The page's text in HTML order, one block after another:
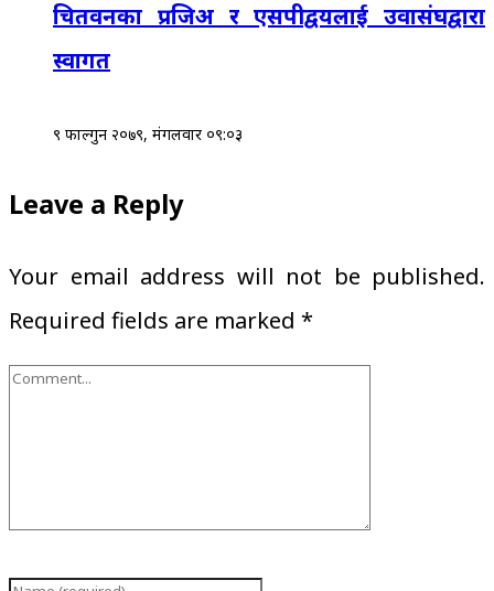
चितवनका प्रजिअ र एसपीद्वयलाई उवासंघद्वारा
स्वागत
९ फाल्गुन २०७९, मंगलवार ०९:०३
Leave a Reply
Your email address will not be published.
Required fields are marked *